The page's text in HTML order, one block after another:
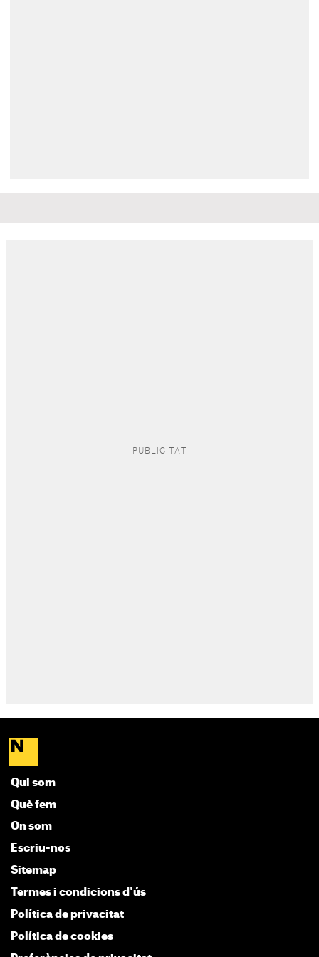
Qui som
Què fem
On som
Escriu-nos
Sitemap
Termes i condicions d'ús
Política de privacitat
Política de cookies